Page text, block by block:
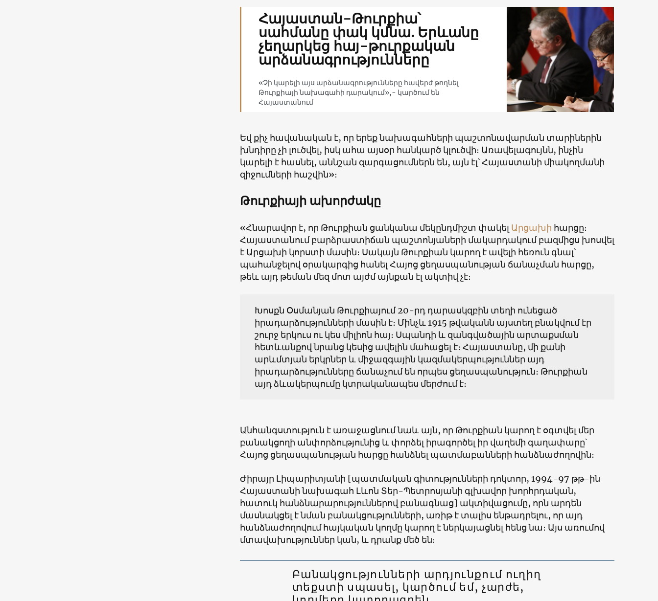
Հայաստան-Թուրքիա՝
սահմանը փակ կմնա. Երևանը
չեղարկեց հայ-թուրքական
արձանագրությունները
«Չի կարելի այս արձանագրությունները հավերժ թողնել
Թուրքիայի նախագահի դարակում»,- կարծում են
Հայաստանում
Եվ քիչ հավանական է, որ երեք նախագահների պաշտոնավարման տարիներին
խնդիրը չի լուծվել, իսկ ահա այսօր հանկարծ կլուծվի։ Առավելագույնն, ինչին
կարելի է հասնել, աննշան զարգացումներն են, այն էլ՝ Հայաստանի միակողմանի
զիջումների հաշվին»։
Թուրքիայի ախորժակը
«Հնարավոր է, որ Թուրքիան ցանկանա մեկընդմիշտ փակել Արցախի հարցը։
Հայաստանում բարձրաստիճան պաշտոնյաների մակարդակում բազմիցս խոսվել
է Արցախի կորստի մասին։ Սակայն Թուրքիան կարող է ավելի հեռուն գնալ՝
պահանջելով օրակարգից հանել Հայոց ցեղասպանության ճանաչման հարցը,
թեև այդ թեման մեզ մոտ այժմ այնքան էլ ակտիվ չէ։
Խոսքն Օսմանյան Թուրքիայում 20-րդ դարասկզբին տեղի ունեցած
իրադարձությունների մասին է։ Մինչև 1915 թվականն այստեղ բնակվում էր
շուրջ երկուս ու կես միլիոն հայ։ Սպանդի և զանգվածային արտաքսման
հետևանքով նրանց կեսից ավելին մահացել է։ Հայաստանը, մի քանի
արևմտյան երկրներ և միջազգային կազմակերպություններ այդ
իրադարձությունները ճանաչում են որպես ցեղասպանություն։ Թուրքիան
այդ ձևակերպումը կտրականապես մերժում է։
Անհանգստություն է առաջացնում նաև այն, որ Թուրքիան կարող է օգտվել մեր
բանակցողի անփորձությունից և փորձել իրագործել իր վաղեմի գաղափարը՝
Հայոց ցեղասպանության հարցը հանձնել պատմաբանների հանձնաժողովին։
Ժիրայր Լիպարիտյանի [պատմական գիտությունների դոկտոր, 1994-97 թթ-ին
Հայաստանի նախագահ Լևոն Տեր-Պետրոսյանի գլխավոր խորհրդական,
հատուկ հանձնարարություններով բանագնաց] ակտիվացումը, որն արդեն
մասնակցել է նման բանակցությունների, առիթ է տալիս ենթադրելու, որ այդ
հանձնաժողովում հայկական կողմը կարող է ներկայացնել հենց նա։ Այս առումով
մտավախություններ կան, և դրանք մեծ են։
Բանակցությունների արդյունքում ուղիղ
տեքստի սպասել, կարծում եմ, չարժե,